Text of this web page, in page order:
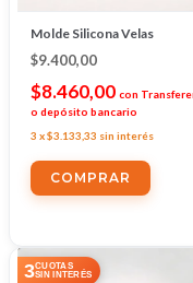
Molde Silicona Velas
$9.400,00
$8.460,00 con
o depósito bancario
3 x$3.133,33 sin interés
3CUOTAS
SIN INTERÉS